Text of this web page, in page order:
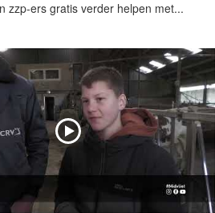
zzp-ers gratis verder helpen met...